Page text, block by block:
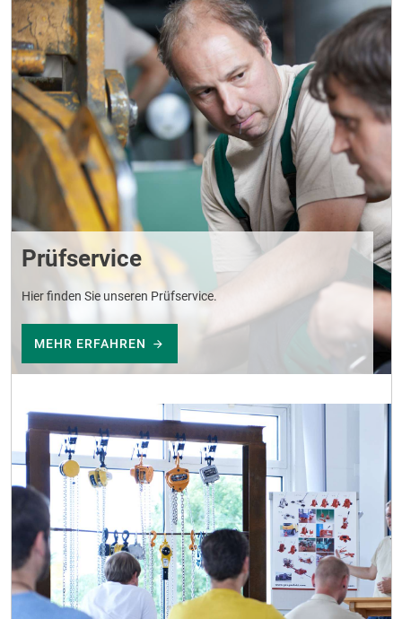
Prüfservice
Hier finden Sie unseren Prüfservice.
MEHR ERFAHREN